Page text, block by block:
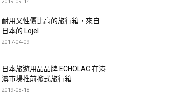
耐用又性價比高的旅行箱，來自
日本的 Lojel
2017-04-09
日本旅遊用品品牌 ECHOLAC 在港
澳市場推前掀式旅行箱
2019-08-18